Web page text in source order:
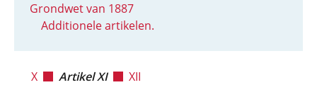
Grondwet van 1887
Additionele artikelen.
X Artikel XI XII